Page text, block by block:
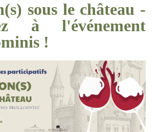
sous le château -
à l'événement
!